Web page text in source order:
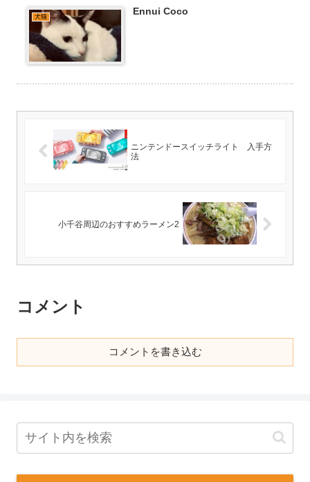
犬猫 Ennui Coco
ニンテンドースイッチライト 入手方
法
小千谷周辺のおすすめラーメン2
コメント
コメントを書き込む